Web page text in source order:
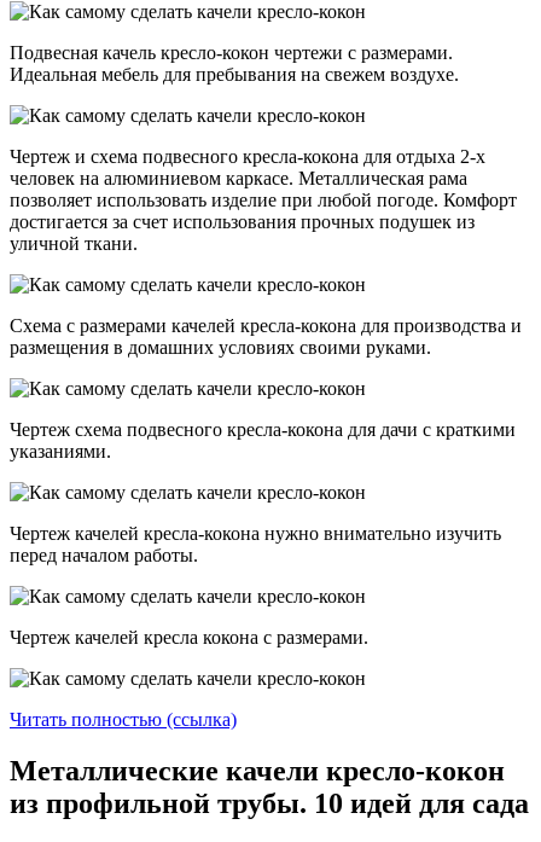
Подвесная качель кресло-кокон чертежи с размерами.
Идеальная мебель для пребывания на свежем воздухе.
Чертеж и схема подвесного кресла-кокона для отдыха 2-х
человек на алюминиевом каркасе. Металлическая рама
позволяет использовать изделие при любой погоде. Комфорт
достигается за счет использования прочных подушек из
уличной ткани.
Схема с размерами качелей кресла-кокона для производства и
размещения в домашних условиях своими руками.
Чертеж схема подвесного кресла-кокона для дачи с краткими
указаниями.
Чертеж качелей кресла-кокона нужно внимательно изучить
перед началом работы.
Чертеж качелей кресла кокона с размерами.
Читать полностью (ссылка)
Металлические качели кресло-кокон
из профильной трубы. 10 идей для сада